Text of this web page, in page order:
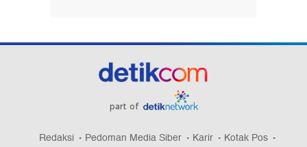
part of
Redaksi Pedoman Media Siber Karir
Kotak Pos